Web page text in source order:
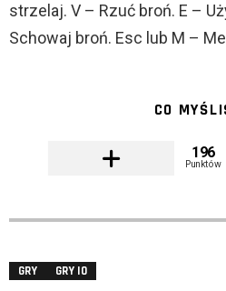
strzelaj. V – Rzuć broń. E –
Schowaj broń. Esc lub M –
CO
196
Punktów
GRY GRY IO